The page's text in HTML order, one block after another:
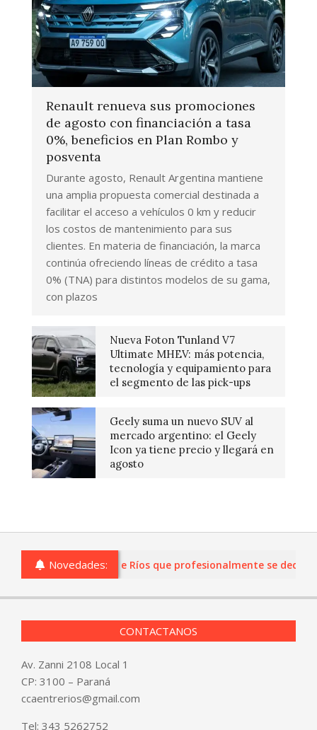
Renault renueva sus promociones
de agosto con financiación a tasa
0%, beneficios en Plan Rombo y
posventa
Durante agosto, Renault Argentina mantiene
una amplia propuesta comercial destinada a
facilitar el acceso a vehículos 0 km y reducir
los costos de mantenimiento para sus
clientes. En materia de financiación, la marca
continúa ofreciendo líneas de crédito a tasa
0% (TNA) para distintos modelos de su gama,
con plazos
Nueva Foton Tunland V7
Ultimate MHEV: más potencia,
tecnología y equipamiento para
el segmento de las pick-ups
Geely suma un nuevo SUV al
mercado argentino: el Geely
Icon ya tiene precio y llegará en
agosto
Novedades:
o comercios de Entre Ríos que profesionalmente se
CONTACTANOS
Av. Zanni 2108 Local 1
CP: 3100 – Paraná
ccaentrerios@gmail.com
Tel: 343 5262752